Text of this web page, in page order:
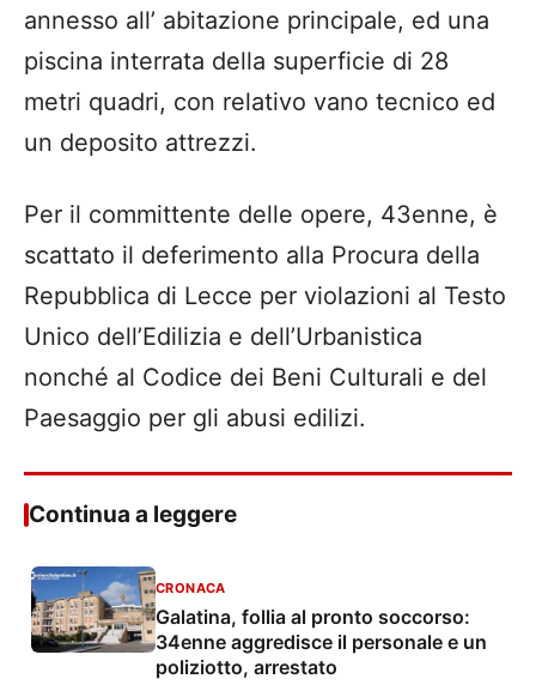
annesso all’ abitazione principale, ed una
piscina interrata della superficie di 28
metri quadri, con relativo vano tecnico ed
un deposito attrezzi.
Per il committente delle opere, 43enne, è
scattato il deferimento alla Procura della
Repubblica di Lecce per violazioni al Testo
Unico dell’Edilizia e dell’Urbanistica
nonché al Codice dei Beni Culturali e del
Paesaggio per gli abusi edilizi.
Continua a leggere
CRONACA
Galatina, follia al pronto soccorso:
34enne aggredisce il personale e un
poliziotto, arrestato